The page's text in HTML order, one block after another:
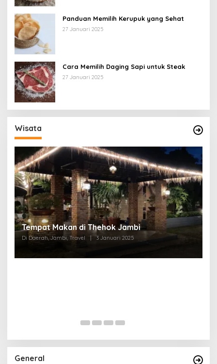
Panduan Memilih Kerupuk yang Sehat
27 Januari 2025
Cara Memilih Daging Sapi untuk Steak
27 Januari 2025
Wisata
Tempat Makan di Thehok Jambi
Di Daerah, Jambi, Travel | 3 Januari 2025
General